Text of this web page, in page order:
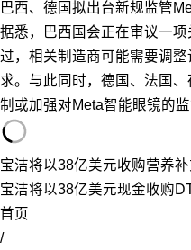
巴西、德国拟出台新规监管
据悉，巴西国会正在审议一
过，相关制造商可能需要调
求。与此同时，德国、法国
制或加强对Meta智能眼镜的监
宝洁将以38亿美元收购营养
宝洁将以38亿美元现金收购
首页
/